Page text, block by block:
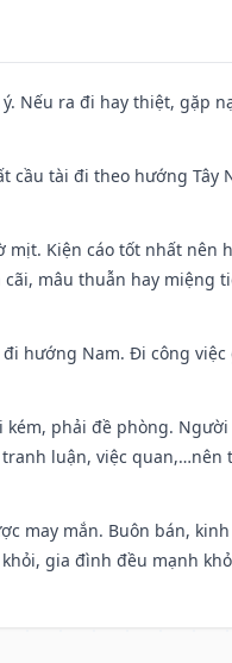
Nếu ra đi hay thiệt, gặp
cầu tài đi theo hướng Tây
mịt. Kiện cáo tốt nhất nên
mâu thuẫn hay miệng
hướng Nam. Đi công
kém, phải đề phòng.
luận, việc quan,…nên
may mắn. Buôn bán,
gia đình đều mạnh